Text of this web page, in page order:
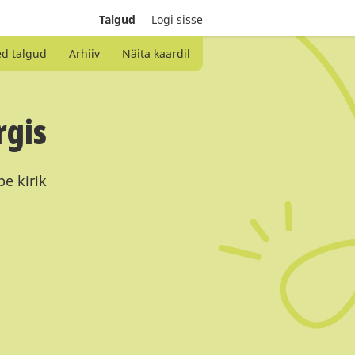
Talgud Logi sisse
talgud Arhiiv Näita kaardil
kirik